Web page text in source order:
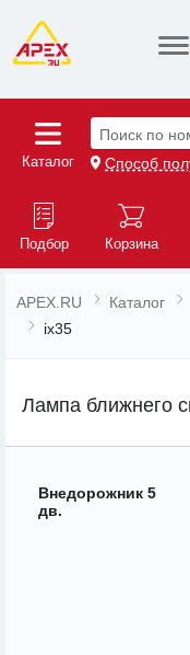
Каталог
Поиск по
Способ
Подбор Корзина
APEX.RU Каталог
ix35
Лампа ближнего
Внедорожник 5
дв.